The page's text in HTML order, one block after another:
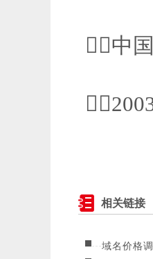
中
相关链接
域名价格